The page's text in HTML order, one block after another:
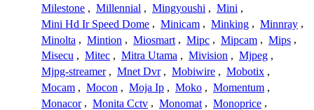
Milestone , Millennial , Mingyoushi , Mini ,
Mini Hd Ir Speed Dome , Minicam , Minking , Minnray ,
Minolta , Mintion , Miosmart , Mipc , Mipcam , Mips ,
Misecu , Mitec , Mitra Utama , Mivision , Mjpeg ,
Mjpg-streamer , Mnet Dvr , Mobiwire , Mobotix ,
Mocam , Mocon , Moja Ip , Moko , Momentum ,
Monacor , Monita Cctv , Monomat , Monoprice ,